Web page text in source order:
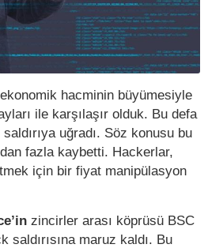
hacminin büyümesiyle
ile karşılaşır olduk. Bu defa
saldırıya uğradı. Söz konusu bu
fazla kaybetti. Hackerlar,
için bir fiyat manipülasyon
zincirler arası köprüsü BSC
saldırısına maruz kaldı. Bu